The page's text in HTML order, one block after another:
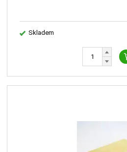
Skladem